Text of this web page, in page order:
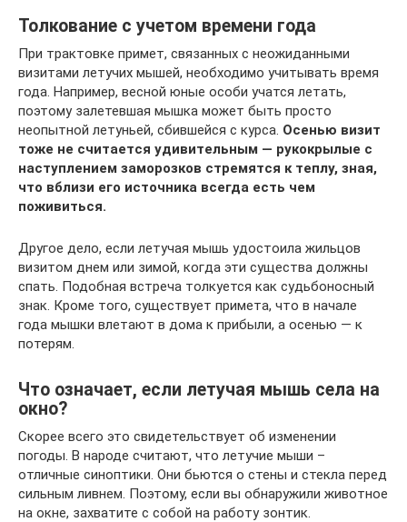
Толкование с учетом времени года
При трактовке примет, связанных с неожиданными
визитами летучих мышей, необходимо учитывать время
года. Например, весной юные особи учатся летать,
поэтому залетевшая мышка может быть просто
неопытной летуньей, сбившейся с курса. Осенью визит
тоже не считается удивительным — рукокрылые с
наступлением заморозков стремятся к теплу, зная,
что вблизи его источника всегда есть чем
поживиться.
Другое дело, если летучая мышь удостоила жильцов
визитом днем или зимой, когда эти существа должны
спать. Подобная встреча толкуется как судьбоносный
знак. Кроме того, существует примета, что в начале
года мышки влетают в дома к прибыли, а осенью — к
потерям.
Что означает, если летучая мышь села на
окно?
Скорее всего это свидетельствует об изменении
погоды. В народе считают, что летучие мыши –
отличные синоптики. Они бьются о стены и стекла перед
сильным ливнем. Поэтому, если вы обнаружили животное
на окне, захватите с собой на работу зонтик.